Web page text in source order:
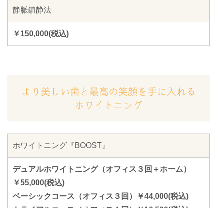
静脈鎮静法
￥150,000(税込)
より美しい歯と最高の笑顔を手に入れる
ホワイトニング
ホワイトニング『BOOST』
デュアルホワイトニング（オフィス３回＋ホーム）
￥55,000(税込)
ベーシックコース（オフィス３回）￥44,000(税込)